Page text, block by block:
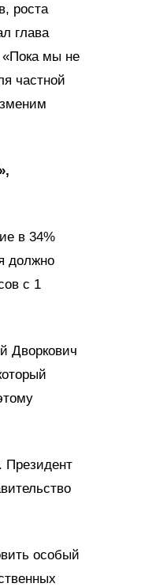
роста
глава
«Пока мы не
частной
в 34%
должно
с 1
Дворкович
Президент
особый